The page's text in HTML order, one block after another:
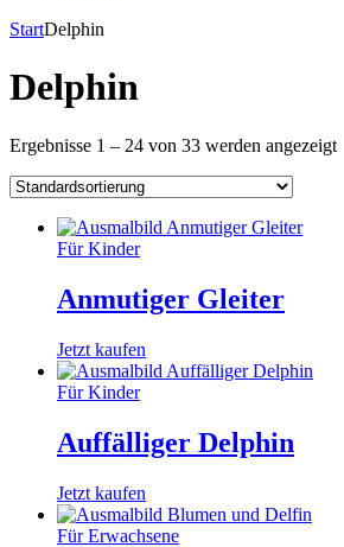
StartDelphin
Delphin
Ergebnisse 1 – 24 von 33 werden angezeigt
Für Kinder
Anmutiger Gleiter
Jetzt kaufen
Für Kinder
Auffälliger Delphin
Jetzt kaufen
Für Erwachsene